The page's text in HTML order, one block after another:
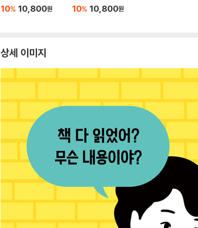
10% 10,800원 10% 10,800원
상세 이미지